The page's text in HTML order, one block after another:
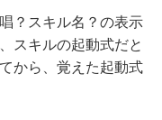
？スキル名？の表示
スキルの起動式だと
から、覚えた起動式